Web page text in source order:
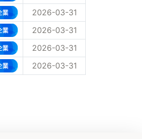
2026-03-31
2026-03-31
2026-03-31
2026-03-31